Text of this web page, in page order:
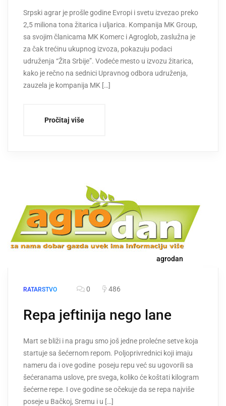
Srpski agrar je prošle godine Evropi i svetu izvezao preko
2,5 miliona tona žitarica i uljarica. Kompanija MK Group,
sa svojim članicama MK Komerc i Agroglob, zaslužna je
za čak trećinu ukupnog izvoza, pokazuju podaci
udruženja “Žita Srbije”. Vodeće mesto u izvozu žitarica,
kako je rečno na sednici Upravnog odbora udruženja,
zauzela je kompanija MK […]
Pročitaj više
agrodan
RATARSTVO 0 486
Repa jeftinija nego lane
Mart se bliži i na pragu smo još jedne prolećne setve koja
startuje sa šećernom repom. Poljoprivrednici koji imaju
nameru da i ove godine poseju repu već su ugovorili sa
šećeranama uslove, pre svega, koliko će koštati kilogram
šećerne repe. I ove godine se očekuje da se repa najviše
poseje u Bačkoj, Sremu i u […]